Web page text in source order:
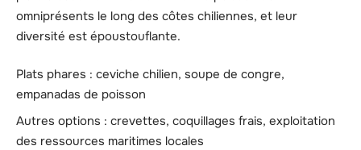
omniprésents le long des côtes chiliennes, et leur
diversité est époustouflante.
Plats phares : ceviche chilien, soupe de congre,
empanadas de poisson
Autres options : crevettes, coquillages frais, exploitation
des ressources maritimes locales